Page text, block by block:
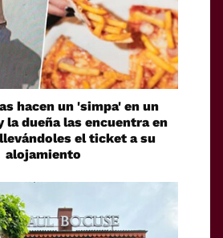
hacen un 'simpa' en un
la dueña las encuentra en
el ticket a su
alojamiento